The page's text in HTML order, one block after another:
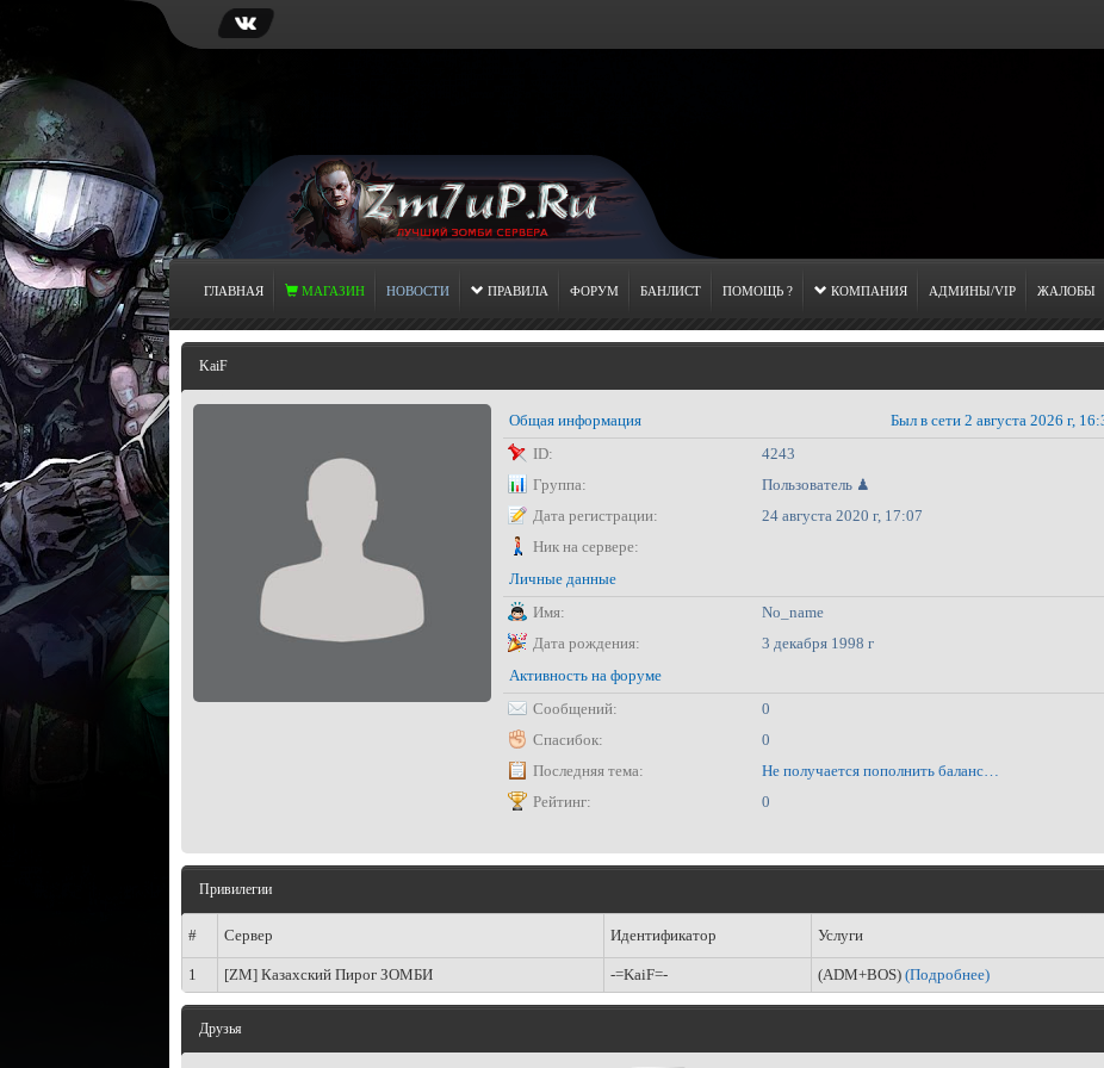
ГЛАВНАЯ МАГАЗИН НОВОСТИ ПРАВИЛА ФОРУМ БАНЛИСТ ПОМОЩЬ ? КОМПАНИЯ АДМИНЫ/VIP ЖАЛОБЫ
KaiF
Общая информация
Был в сети 2 августа 2026 г,
ID:
4243
Группа:
Пользователь ♟
Дата регистрации:
24 августа 2020 г, 17:07
Ник на сервере:
Личные данные
Имя:
No_name
Дата рождения:
3 декабря 1998 г
Активность на форуме
Сообщений:
0
Спасибок:
0
Последняя тема:
Не получается пополнить баланс через сайт
Рейтинг:
0
Привилегии
# Сервер Идентификатор Услуги
1 [ZM] Казахский Пирог ЗОМБИ -=KaiF=- (ADM+BOS) (Подробнее)
Друзья